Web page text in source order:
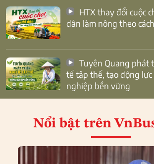
dân làm nông theo
tế tập thể, tạo động lực
nghiệp bền vững
Nổi bật trên